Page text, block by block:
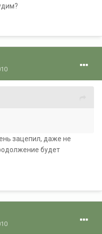
зацепил, даже не
будет